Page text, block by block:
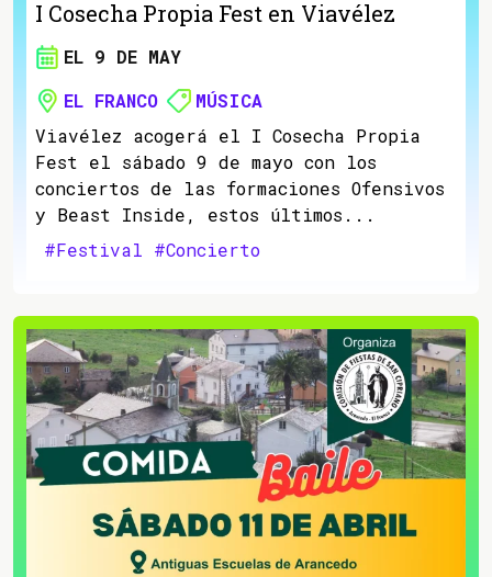
I Cosecha Propia Fest en Viavélez
EL 9 DE MAY
EL FRANCO
MÚSICA
Viavélez acogerá el I Cosecha Propia
Fest el sábado 9 de mayo con los
conciertos de las formaciones Ofensivos
y Beast Inside, estos últimos...
#Festival #Concierto